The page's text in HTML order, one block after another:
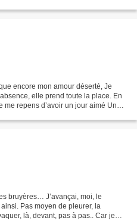
encore mon amour déserté, Je
elle prend toute la place. En
me repens d’avoir un jour aimé Un
bruyères… J’avançai, moi, le
Pas moyen de pleurer, la
là, devant, pas à pas.. Car je